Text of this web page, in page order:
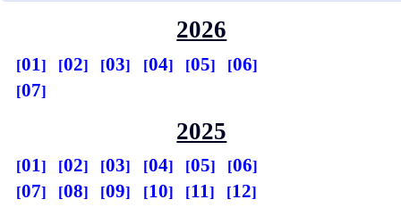
2026
01 02 03 04 05
06
07
2025
01 02 03 04 05
06
07
08 09 10 11 12